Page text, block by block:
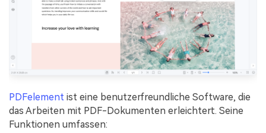
PDFelement ist eine benutzerfreundliche Software, die
das Arbeiten mit PDF-Dokumenten erleichtert. Seine
Funktionen umfassen: